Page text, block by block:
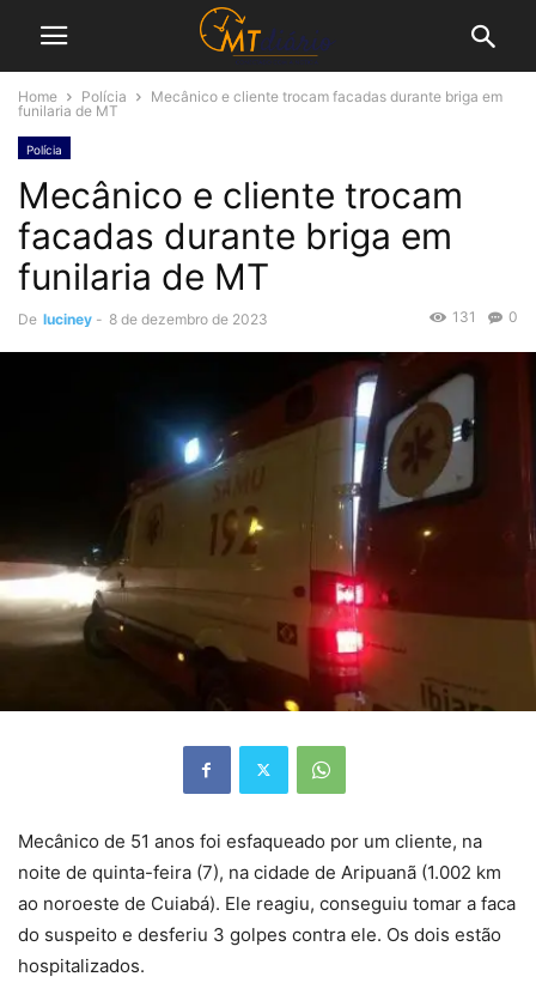
Home Polícia
Mecânico e cliente trocam facadas durante briga em
funilaria de MT
Polícia
Mecânico e cliente trocam
facadas durante briga em
funilaria de MT
De luciney - 8 de dezembro de 2023 0
131
Mecânico de 51 anos foi esfaqueado por um cliente, na
noite de quinta-feira (7), na cidade de Aripuanã (1.002 km
ao noroeste de Cuiabá). Ele reagiu, conseguiu tomar a faca
do suspeito e desferiu 3 golpes contra ele. Os dois estão
hospitalizados.